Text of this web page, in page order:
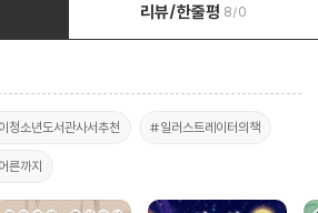
리뷰/한줄평 8/0
청소년도서관사서추천 #일러스트레이터의책
른까지